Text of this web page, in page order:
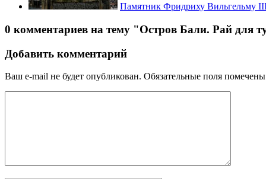
Памятник Фридриху Вильгельму
0 комментариев на тему "Остров Бали. Рай для
Добавить комментарий
Ваш e-mail не будет опубликован. Обязательные поля помечены